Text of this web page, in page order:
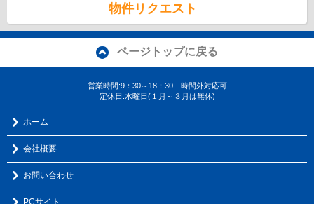
物件リクエスト
ページトップに戻る
営業時間:9：30～18：30 時間外対応可
定休日:水曜日(１月～３月は無休)
ホーム
会社概要
お問い合わせ
PCサイト